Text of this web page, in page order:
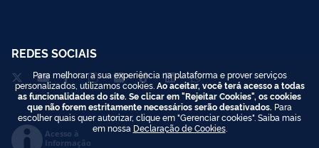
REDES SOCIAIS
Acesso à
Informação
Para melhorar a sua experiência na plataforma e prover serviços
personalizados, utilizamos cookies. Ao aceitar, você terá acesso a todas
as funcionalidades do site. Se clicar em "Rejeitar Cookies", os cookies
que não forem estritamente necessários serão desativados. Para
escolher quais quer autorizar, clique em "Gerenciar cookies". Saiba mais
em nossa Declaração de Cookies.